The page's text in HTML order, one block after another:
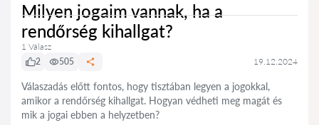
Milyen jogaim vannak, ha a
rendőrség kihallgat?
1 Válasz
2
505 19.12.2024
Válaszadás előtt fontos, hogy tisztában legyen a jogokkal,
amikor a rendőrség kihallgat. Hogyan védheti meg magát és
mik a jogai ebben a helyzetben?